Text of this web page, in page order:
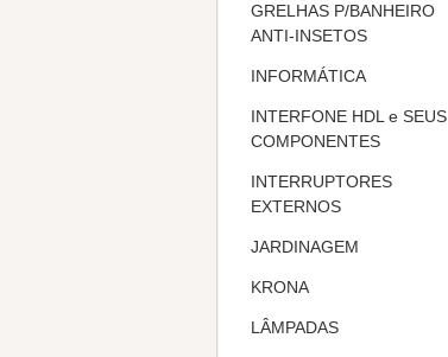
GRELHAS P/BANHEIRO
ANTI-INSETOS
INFORMÁTICA
INTERFONE HDL e SEUS
COMPONENTES
INTERRUPTORES
EXTERNOS
JARDINAGEM
KRONA
LÂMPADAS